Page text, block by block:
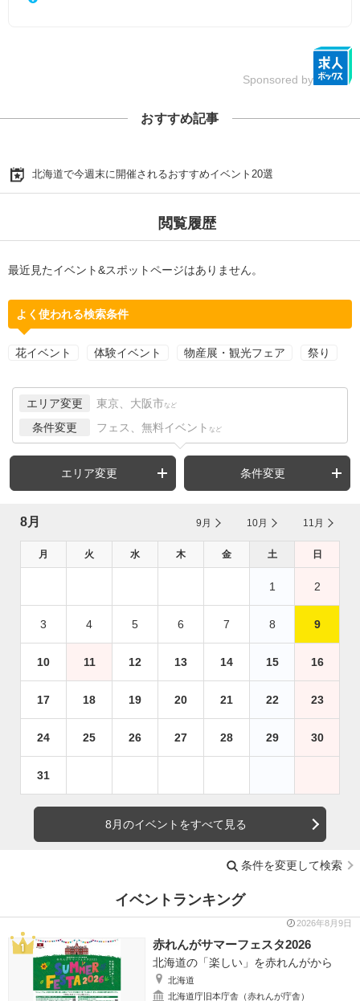
Sponsored by
おすすめ記事
北海道で今週末に開催されるおすすめイベント20選
閲覧履歴
最近見たイベント&スポットページはありません。
よく使われる検索条件
花イベント 体験イベント 物産展・観光フェア 祭り
エリア変更 東京、大阪市 など
条件変更 フェス、無料イベント など
エリア変更 条件変更
8月 9月 10月 11月
月 火 水 木 金 土 日
1 2
3 4 5 6 7 8 9
10 11 12 13 14 15 16
17 18 19 20 21 22 23
24 25 26 27 28 29 30
31
8月のイベントをすべて見る
条件を変更して検索
イベントランキング
2026年8月9日
赤れんがサマーフェスタ2026
北海道の「楽しい」を赤れんがから
北海道
北海道庁旧本庁舎（赤れんが庁舎）